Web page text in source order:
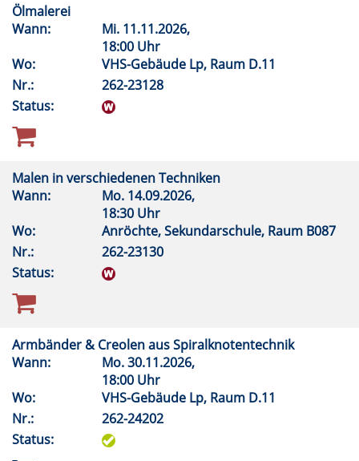
Ölmalerei
Wann:
Mi. 11.11.2026,
18:00 Uhr
Wo:
VHS-Gebäude Lp, Raum D.11
Nr.:
262-23128
Status:
Malen in verschiedenen Techniken
Wann:
Mo. 14.09.2026,
18:30 Uhr
Wo:
Anröchte, Sekundarschule, Raum B087
Nr.:
262-23130
Status:
Armbänder & Creolen aus Spiralknotentechnik
Wann:
Mo.30.11.2026,
18:00 Uhr
Wo:
VHS-Gebäude Lp, Raum D.11
Nr.:
262-24202
Status: